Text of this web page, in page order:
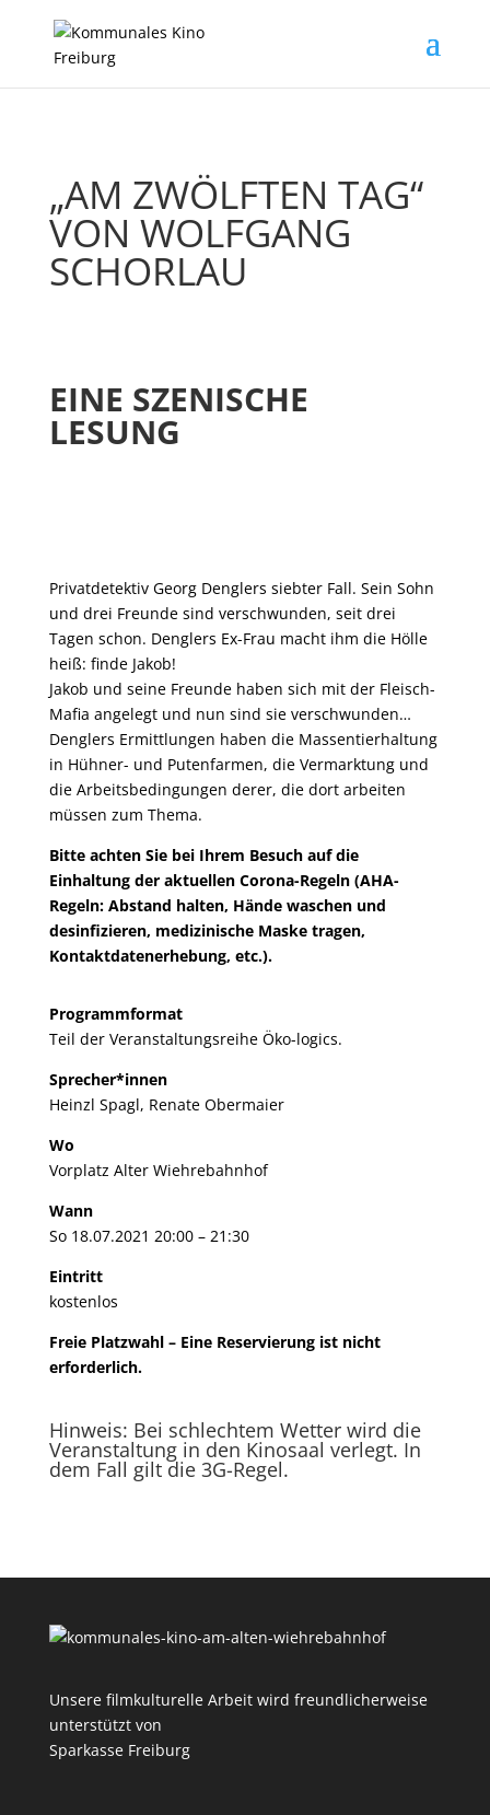
„AM ZWÖLFTEN TAG“
VON WOLFGANG
SCHORLAU
EINE SZENISCHE
LESUNG
Privatdetektiv Georg Denglers siebter Fall. Sein Sohn
und drei Freunde sind verschwunden, seit drei
Tagen schon. Denglers Ex-Frau macht ihm die Hölle
heiß: finde Jakob!
Jakob und seine Freunde haben sich mit der Fleisch-
Mafia angelegt und nun sind sie verschwunden…
Denglers Ermittlungen haben die Massentierhaltung
in Hühner- und Putenfarmen, die Vermarktung und
die Arbeitsbedingungen derer, die dort arbeiten
müssen zum Thema.
Bitte achten Sie bei Ihrem Besuch auf die
Einhaltung der aktuellen Corona-Regeln (AHA-
Regeln: Abstand halten, Hände waschen und
desinfizieren, medizinische Maske tragen,
Kontaktdatenerhebung, etc.).
Programmformat
Teil der Veranstaltungsreihe Öko-logics.
Sprecher*innen
Heinzl Spagl, Renate Obermaier
Wo
Vorplatz Alter Wiehrebahnhof
Wann
So 18.07.2021 20:00 – 21:30
Eintritt
kostenlos
Freie Platzwahl – Eine Reservierung ist nicht
erforderlich.
Hinweis: Bei schlechtem Wetter wird die
Veranstaltung in den Kinosaal verlegt. In
dem Fall gilt die 3G-Regel.
Unsere filmkulturelle Arbeit wird freundlicherweise
unterstützt von
Sparkasse Freiburg